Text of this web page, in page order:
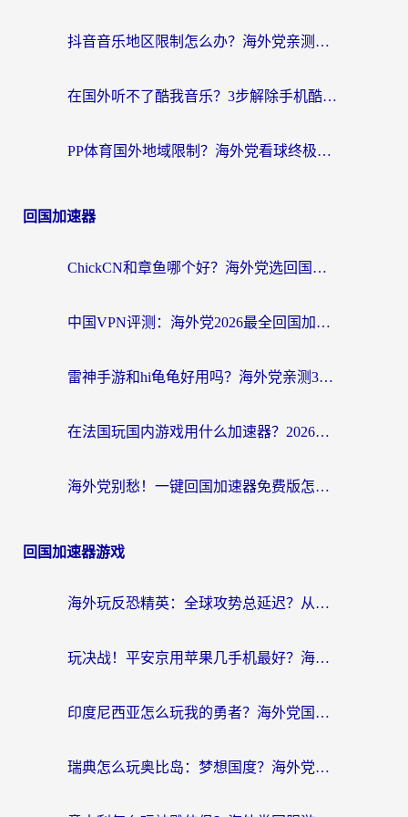
抖音音乐地区限制怎么办？海外党亲测有效的听歌自由指南
在国外听不了酷我音乐？3步解除手机酷我音乐海外限制，附实测好用加速器
PP体育国外地域限制？海外党看球终极方案：从欧洲杯到奥运会，中文解说不卡顿！
回国加速器
ChickCN和章鱼哪个好？海外党选回国加速器的3个关键维度 + 实用避坑指南
中国VPN评测：海外党2026最全回国加速器选择指南，告别地区限制不踩坑
雷神手游和hi龟龟好用吗？海外党亲测3款回国加速器，教你选对国外到国内加速器
在法国玩国内游戏用什么加速器？2026实测解决延迟卡顿的实用指南
海外党别愁！一键回国加速器免费版怎么选？从踩坑到流畅访问的全攻略
回国加速器游戏
海外玩反恐精英：全球攻势总延迟？从瑞典玩神武4到外国玩黎明觉醒，选对加速器才是关键！
玩决战！平安京用苹果几手机最好？海外党必看的设备+加速器双攻略
印度尼西亚怎么玩我的勇者？海外党国服游戏加速避坑指南（附实况五行师解决方案）
瑞典怎么玩奥比岛：梦想国度？海外党亲测有效的国服游戏加速全攻略